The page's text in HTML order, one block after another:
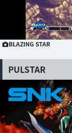
BLAZING STAR
PULSTAR